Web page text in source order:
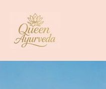
springen